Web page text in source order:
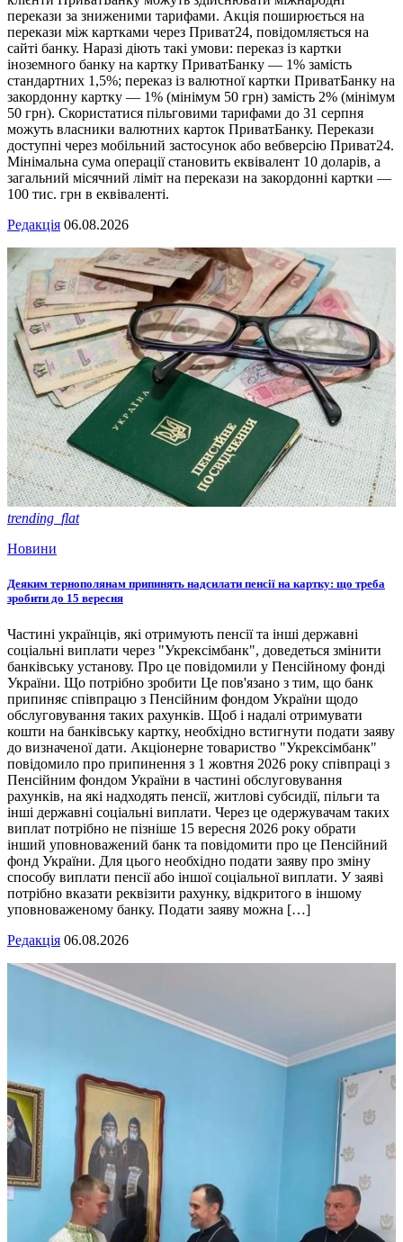
перекази за зниженими тарифами. Акція поширюється на
перекази між картками через Приват24, повідомляється на
сайті банку. Наразі діють такі умови: переказ із картки
іноземного банку на картку ПриватБанку — 1% замість
стандартних 1,5%; переказ із валютної картки ПриватБанку на
закордонну картку — 1% (мінімум 50 грн) замість 2% (мінімум
50 грн). Скористатися пільговими тарифами до 31 серпня
можуть власники валютних карток ПриватБанку. Перекази
доступні через мобільний застосунок або вебверсію Приват24.
Мінімальна сума операції становить еквівалент 10 доларів, а
загальний місячний ліміт на перекази на закордонні картки —
100 тис. грн в еквіваленті.
Редакція 06.08.2026
trending_flat
Новини
Деяким тернополянам припинять надсилати пенсії на картку: що треба
зробити до 15 вересня
Частині українців, які отримують пенсії та інші державні
соціальні виплати через "Укрексімбанк", доведеться змінити
банківську установу. Про це повідомили у Пенсійному фонді
України. Що потрібно зробити Це пов'язано з тим, що банк
припиняє співпрацю з Пенсійним фондом України щодо
обслуговування таких рахунків. Щоб і надалі отримувати
кошти на банківську картку, необхідно встигнути подати заяву
до визначеної дати. Акціонерне товариство "Укрексімбанк"
повідомило про припинення з 1 жовтня 2026 року співпраці з
Пенсійним фондом України в частині обслуговування
рахунків, на які надходять пенсії, житлові субсидії, пільги та
інші державні соціальні виплати. Через це одержувачам таких
виплат потрібно не пізніше 15 вересня 2026 року обрати
інший уповноважений банк та повідомити про це Пенсійний
фонд України. Для цього необхідно подати заяву про зміну
способу виплати пенсії або іншої соціальної виплати. У заяві
потрібно вказати реквізити рахунку, відкритого в іншому
уповноваженому банку. Подати заяву можна […]
Редакція 06.08.2026